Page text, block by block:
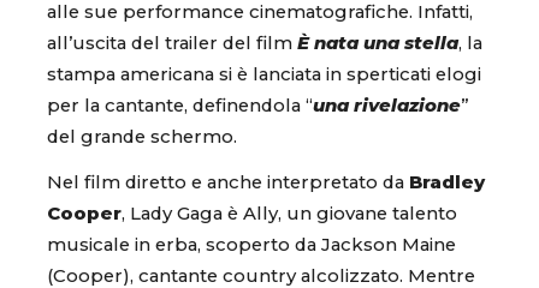
alle sue performance cinematografiche. Infatti,
all’uscita del trailer del film È nata una stella, la
stampa americana si è lanciata in sperticati elogi
per la cantante, definendola “una rivelazione”
del grande schermo.
Nel film diretto e anche interpretato da Bradley
Cooper, Lady Gaga è Ally, un giovane talento
musicale in erba, scoperto da Jackson Maine
(Cooper), cantante country alcolizzato. Mentre